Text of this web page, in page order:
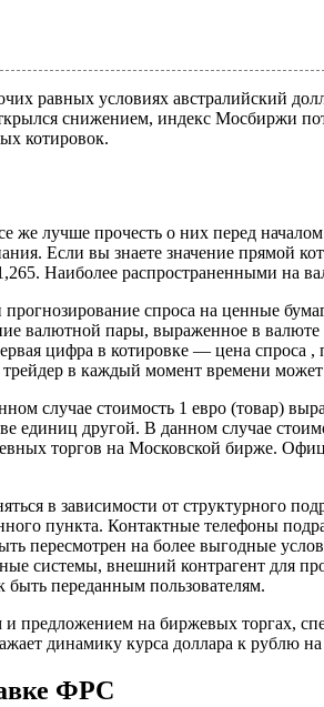
равных условиях австралийский
снижением, индекс Мосбиржи
котировок.
же лучше прочесть о них перед
Если вы знаете значение прямой
Наиболее распространенными на
спроса на ценные
валютной пары, выраженное в
цифра в котировке — цена спроса
в каждый момент времени
случае стоимость 1 евро (товар)
другой. В данном случае
торгов на Московской бирже.
в зависимости от структурного
пункта. Контактные телефоны
пересмотрен на более выгодные
системы, внешний контрагент для
быть переданным пользователям.
предложением на биржевых торгах,
динамику курса доллара к рублю
ФРС